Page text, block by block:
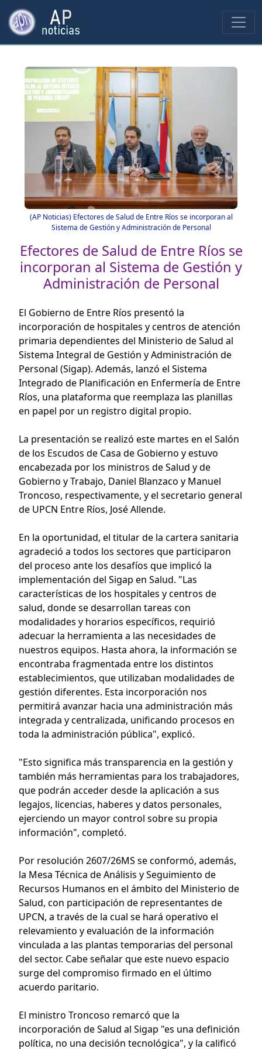
(AP Noticias) Efectores de Salud de Entre Ríos se incorporan al
Sistema de Gestión y Administración de Personal
Efectores de Salud de Entre Ríos se
incorporan al Sistema de Gestión y
Administración de Personal
El Gobierno de Entre Ríos presentó la
incorporación de hospitales y centros de atención
primaria dependientes del Ministerio de Salud al
Sistema Integral de Gestión y Administración de
Personal (Sigap). Además, lanzó el Sistema
Integrado de Planificación en Enfermería de Entre
Ríos, una plataforma que reemplaza las planillas
en papel por un registro digital propio.
La presentación se realizó este martes en el Salón
de los Escudos de Casa de Gobierno y estuvo
encabezada por los ministros de Salud y de
Gobierno y Trabajo, Daniel Blanzaco y Manuel
Troncoso, respectivamente, y el secretario general
de UPCN Entre Ríos, José Allende.
En la oportunidad, el titular de la cartera sanitaria
agradeció a todos los sectores que participaron
del proceso ante los desafíos que implicó la
implementación del Sigap en Salud. "Las
características de los hospitales y centros de
salud, donde se desarrollan tareas con
modalidades y horarios específicos, requirió
adecuar la herramienta a las necesidades de
nuestros equipos. Hasta ahora, la información se
encontraba fragmentada entre los distintos
establecimientos, que utilizaban modalidades de
gestión diferentes. Esta incorporación nos
permitirá avanzar hacia una administración más
integrada y centralizada, unificando procesos en
toda la administración pública", explicó.
"Esto significa más transparencia en la gestión y
también más herramientas para los trabajadores,
que podrán acceder desde la aplicación a sus
legajos, licencias, haberes y datos personales,
ejerciendo un mayor control sobre su propia
información", completó.
Por resolución 2607/26MS se conformó, además,
la Mesa Técnica de Análisis y Seguimiento de
Recursos Humanos en el ámbito del Ministerio de
Salud, con participación de representantes de
UPCN, a través de la cual se hará operativo el
relevamiento y evaluación de la información
vinculada a las plantas temporarias del personal
del sector. Cabe señalar que este nuevo espacio
surge del compromiso firmado en el último
acuerdo paritario.
El ministro Troncoso remarcó que la
incorporación de Salud al Sigap "es una definición
política, no una decisión tecnológica", y la calificó